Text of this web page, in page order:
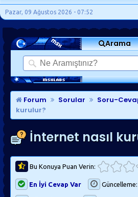
ANA SAYFA
FORUMLAR
SORU-CEVAP
GÜNLÜKLER
SON MESAJLAR
KISAYOLLAR
Pazar, 09 Ağustos 2026 - 07:52
Arama
Forum Sorular Soru-
kurulur?
İnternet nasıl
Bu Konuya Puan Verin:
En İyi Cevap Var Güncelleme: